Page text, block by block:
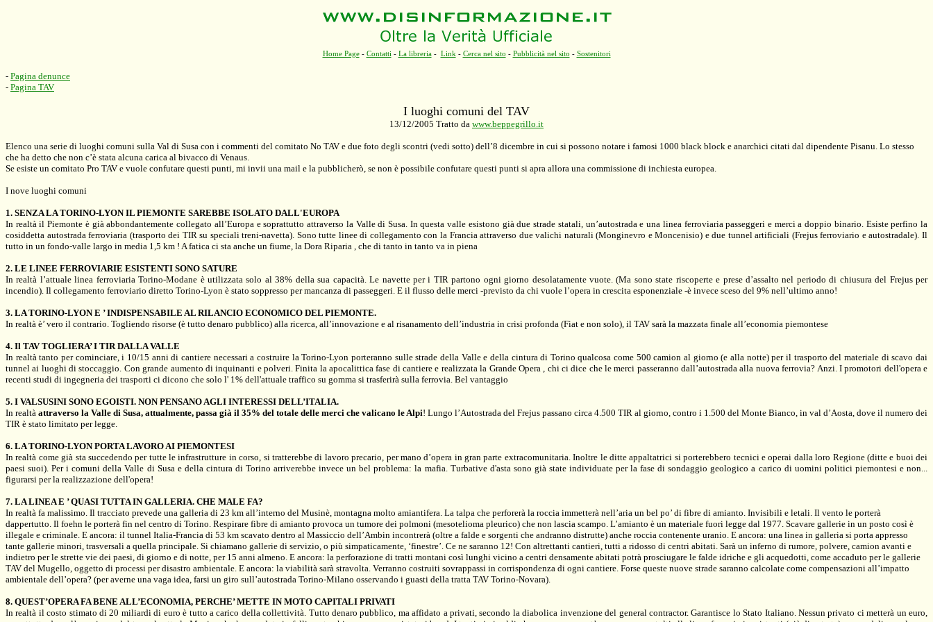
Home Page- Contatti - La libreria- Link - Cerca nel sito - Pubblicità nel sito - Sostenitori
- Pagina denunce
- Pagina TAV
I luoghi comuni del TAV
13/12/2005 Tratto da www.beppegrillo.it
Elenco una serie di luoghi comuni sulla Val di Susa con i commenti del comitato No TAV e due foto degli scontri (vedi sotto) dell’8 dicembre in cui si possono notare i famosi 1000 black block e anarchici citati dal dipendente Pisanu. Lo stesso
che ha detto che non c’è stata alcuna carica al bivacco di Venaus.
Se esiste un comitato Pro TAV e vuole confutare questi punti, mi invii una mail e la pubblicherò, se non è possibile confutare questi punti si apra allora una commissione di inchiesta europea.
I nove luoghi comuni
1. SENZALA TORINO-LYON IL PIEMONTE SAREBBE ISOLATO DALL'EUROPA
In realtà ilPiemonte è già abbondantemente collegato all’Europa e soprattutto attraverso la Valledi Susa. In questa valle esistono giàdue strade statali, un’autostradaeuna linea ferroviaria passeggeri e merci a doppio binario. Esiste perfino la
cosiddetta autostrada ferroviaria (trasporto dei TIR su speciali treni-navetta). Sono tutte linee di collegamento con la Franciaattraverso due valichi naturali (Monginevro e Moncenisio) e due tunnel artificiali (Frejus ferroviario e autostradale). Il
tutto in un fondo-valle largo in media 1,5 km ! A fatica ci sta anche un fiume, la Dora Riparia , che di tanto in tanto va in piena
2. LE LINEE FERROVIARIE ESISTENTI SONO SATURE
In realtà l’attualelinea ferroviaria Torino-Modane è utilizzata solo al 38% della sua capacità. Le navette per i TIR partono ogni giorno desolatamente vuote. (Ma sono state riscoperte e prese d’assalto nel periodo di chiusura del Frejus per
incendio). Il collegamento ferroviario diretto Torino-Lyon è stato soppresso per mancanza di passeggeri. E il flusso delle merci -previsto da chi vuole l’opera in crescita esponenziale -è invece sceso del 9% nell’ultimo anno!
3. LA TORINO-LYON E ’ INDISPENSABILE AL RILANCIO ECONOMICO DEL PIEMONTE.
In realtà è’ vero il contrario. Togliendo risorse (è tutto denaro pubblico) alla ricerca, all’innovazione e al risanamento dell’industria in crisi profonda (Fiat e non solo), il TAV sarà la mazzata finale all’economia piemontese
4. Il TAV TOGLIERA’ I TIR DALLA VALLE
In realtà tanto per cominciare, i 10/15 anni di cantiere necessari a costruire la Torino-Lyon porteranno sulle strade della Valle e della cintura di Torino qualcosa come 500 camion al giorno (e alla notte)per il trasporto del materiale di scavo dai
tunnel ai luoghi di stoccaggio. Con grande aumento di inquinanti e polveri. Finita la apocalittica fase di cantiere e realizzatala Grande Opera, chi ci dice che le merci passeranno dall’autostrada alla nuova ferrovia? Anzi. I promotori dell'opera e
recenti studi di ingegneria dei trasporti ci dicono che solo l' 1% dell'attuale traffico su gomma si trasferirà sulla ferrovia. Bel vantaggio
5. I VALSUSINI SONO EGOISTI. NON PENSANO AGLI INTERESSI DELL’ITALIA.
In realtà attraverso la Valle di Susa, attualmente, passa già il 35% del totale delle merci che valicano le Alpi! Lungo l’Autostrada del Frejus passano circa 4.500 TIR al giorno, contro i 1.500 del Monte Bianco, in val d’Aosta, dove il numero dei
TIR è stato limitato per legge.
6. LA TORINO-LYON PORTALAVORO AI PIEMONTESI
In realtà come già sta succedendo per tutte le infrastrutture in corso, si tratterebbe di lavoro precario, permano d’opera in gran parte extracomunitaria. Inoltre le ditte appaltatrici si porterebbero tecnici e operai dalla loro Regione (ditte e buoi dei
paesi suoi).Per i comuni della Valle di Susa e della cintura di Torino arriverebbe invece un bel problema: la mafia. Turbative d'asta sono già state individuate per la fase di sondaggio geologico a carico di uomini politici piemontesi e non...
figurarsi per la realizzazione dell'opera!
7. LA LINEA E ’ QUASI TUTTA IN GALLERIA. CHE MALE FA?
In realtà fa malissimo. Il tracciato prevede una galleria di 23 km all’interno del Musinè, montagna molto amiantifera. La talpa che perforerà la roccia immetterà nell’aria un bel po’ di fibre di amianto. Invisibili e letali. Il vento le porterà
dappertutto. Il foehn le porterà fin nel centro di Torino. Respirare fibre di amianto provoca un tumore dei polmoni (mesotelioma pleurico) che non lascia scampo. L’amianto è un materiale fuori legge dal 1977. Scavare gallerie in un posto così è
illegale e criminale. E ancora: il tunnel Italia-Francia di 53 km scavato dentro al Massiccio dell’Ambin incontrerà (oltre a falde e sorgenti che andranno distrutte) anche roccia contenente uranio. E ancora: una linea in galleria si porta appresso
tante gallerie minori, trasversali a quella principale. Si chiamano gallerie di servizio, o più simpaticamente, ‘finestre’. Ce ne saranno 12! Con altrettanti cantieri, tutti a ridosso di centri abitati. Sarà un inferno di rumore, polvere, camion avanti e
indietro per le strette vie dei paesi, di giorno e di notte, per 15 anni almeno. E ancora: la perforazione di tratti montani così lunghi vicino a centri densamente abitati potrà prosciugare le falde idriche e gli acquedotti, come accaduto per le gallerie
TAV del Mugello, oggetto di processi per disastro ambientale. E ancora: la viabilità sarà stravolta. Verranno costruiti sovrappassi in corrispondenza di ogni cantiere. Forse queste nuove strade saranno calcolate come compensazioni all’impatto
ambientale dell’opera? (per averne una vaga idea, farsi un giro sull’autostrada Torino-Milano osservando i guasti della tratta TAV Torino-Novara).
8. QUEST’OPERA FA BENE ALL’ECONOMIA, PERCHE’ METTE IN MOTO CAPITALI PRIVATI
In realtà il costo stimato di 20 miliardi di euro è tutto a carico della collettività. Tutto denaro pubblico, ma affidato a privati, secondo la diabolica invenzione del general contractor. Garantisce lo Stato Italiano. Nessun privato ci metterà un euro,